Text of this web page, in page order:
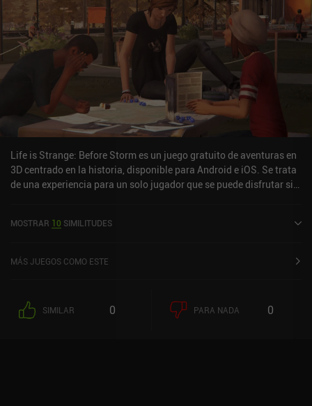
Life is Strange: Before Storm es un juego gratuito de aventuras en
3D centrado en la historia, disponible para Android e iOS. Se trata
de una experiencia para un solo jugador que se puede disfrutar sin
Storm se lanzó en septiembre de 2018 y tiene actualmente una
App Store de iOS.
MOSTRAR 10 SIMILITUDES
MÁS JUEGOS COMO ESTE
SIMILAR 0 PARA NADA 0